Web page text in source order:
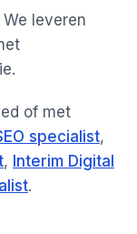
leveren
of met
specialist,
, Interim Digital
.